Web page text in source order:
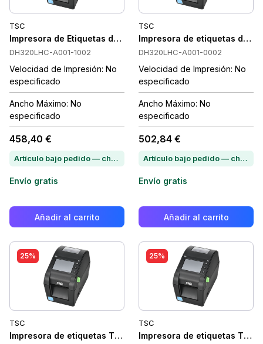
TSC
Impresora de Etiquetas de Salud TSC DH320LHC 300 DPI,
DH320LHC-A001-1002
Velocidad de Impresión: No
especificado
Ancho Máximo: No
especificado
458,40 €
Artículo bajo pedido — chatea para conocer el plazo de entrega
Envío gratis
Añadir al carrito
TSC
Impresora de etiquetas de
DH320LHC-A001-0002
Velocidad de Impresión: No
especificado
Ancho Máximo: No
especificado
502,84 €
Artículo bajo pedido — chatea para conocer el plazo de entrega
Envío gratis
Añadir al carrito
25%
TSC
Impresora de etiquetas TSC DH320L Térmica directa, 300
25%
TSC
Impresora de etiquetas TSC